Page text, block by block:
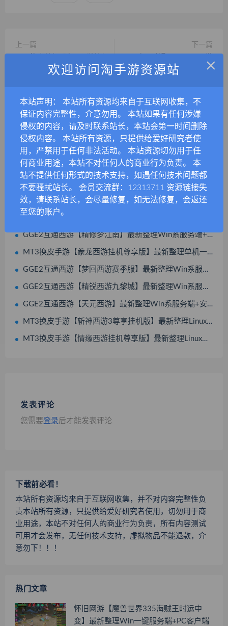
上一篇
版】最新整理单机一键即玩镜
教程
下一篇
【灵魂武器100级女狙版】最
略+GM指令+GM工具+PC客
户端+搭建教程
相关推荐
MT3换皮手游【狂龙西游天域全靠爆尊享挂机版】最新整理单机一键即玩镜像端+Linux手工服务端+安卓苹果双端+GM后台+全套源码+搭建教程
MT3换皮手游【天巡西游尊享挂机版】最新整理一键即玩镜像服务端+Linux手工服务端+源码+新版管理后台+搭建教程
GGE2互通西游【泡泡梦江南西游】最新整理Win系服务端+安卓苹果PC三端互通+全套源码+搭建教程
GGE2互通西游【精修梦江南】最新整理Win系服务端+安卓苹果PC三端互通+全套源码+视频搭建教程
MT3换皮手游【豢龙西游挂机尊享版】最新整理单机一键即玩镜像服务端+Linux手工服务端+源码+安卓苹果双端+GM后台+搭建教程
GGE2互通西游【梦回西游赛季服】最新整理Win系服务端+安卓PC双端互通+GM工具+全套源码+搭建教程
GGE2互通西游【精锐西游九黎城】最新整理Win系服务端+安卓PC双端互通+全套源码+搭建教程
GGE2互通西游【天元西游】最新整理Win系服务端+安卓苹果PC三端互通+攻略+全套源码+搭建教程
MT3换皮手游【斩神西游3尊享挂机版】最新整理Linux手工服务端+安卓苹果双端+GM后台+全套源码+搭建教程
MT3换皮手游【情缘西游挂机尊享版】最新整理Linux手工服务端+安卓苹果双端+GM后台+全套源码+搭建教程
发表评论
您需要登录后才能发表评论
下载前必看！
本站所有资源均来自于互联网收集，并不对内容完整性负
责本站所有资源，只提供给爱好研究者使用，切勿用于商
业用途，本站不对任何人的商业行为负责，所有内容测试
可用才会发布，无任何技术支持，虚拟物品不能退款，介
意勿下！！！
热门文章
怀旧网游【魔兽世界335海贼王时运中
变】最新整理Win一键服务端+PC客户端
×
欢迎访问淘手游资源站
本站声明： 本站所有资源均来自于互联网收集，不
保证内容完整性，介意勿用。 本站如果有任何涉嫌
侵权的内容，请及时联系站长，本站会第一时间删除
侵权内容。 本站所有资源，只提供给爱好研究者使
用，严禁用于任何非法活动。 本站资源切勿用于任
何商业用途，本站不对任何人的商业行为负责。 本
站不提供任何形式的技术支持，如遇任何技术问题都
不要骚扰站长。 会员交流群：12313711 资源链接失
效，请联系站长，会尽量修复，如无法修复，会返还
至您的账户。